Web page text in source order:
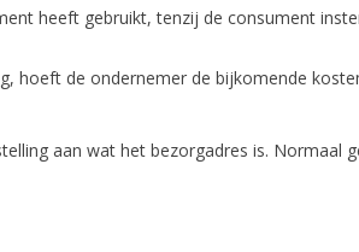
heeft gebruikt, tenzij de consument
hoeft de ondernemer de bijkomende
aan wat het bezorgadres is. Normaal